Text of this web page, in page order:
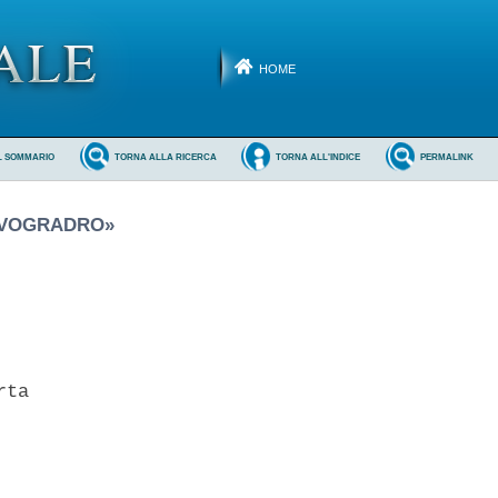
HOME
PERMALINK
TORNA ALL'INDICE
TORNA ALLA RICERCA
SOMMARIO